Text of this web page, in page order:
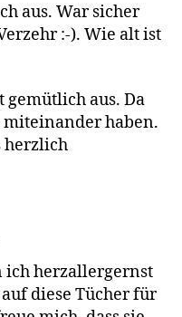
aus. War sicher
:-). Wie alt ist
gemütlich aus. Da
haben.
herzlich
ich herzallergernst
diese Tücher für